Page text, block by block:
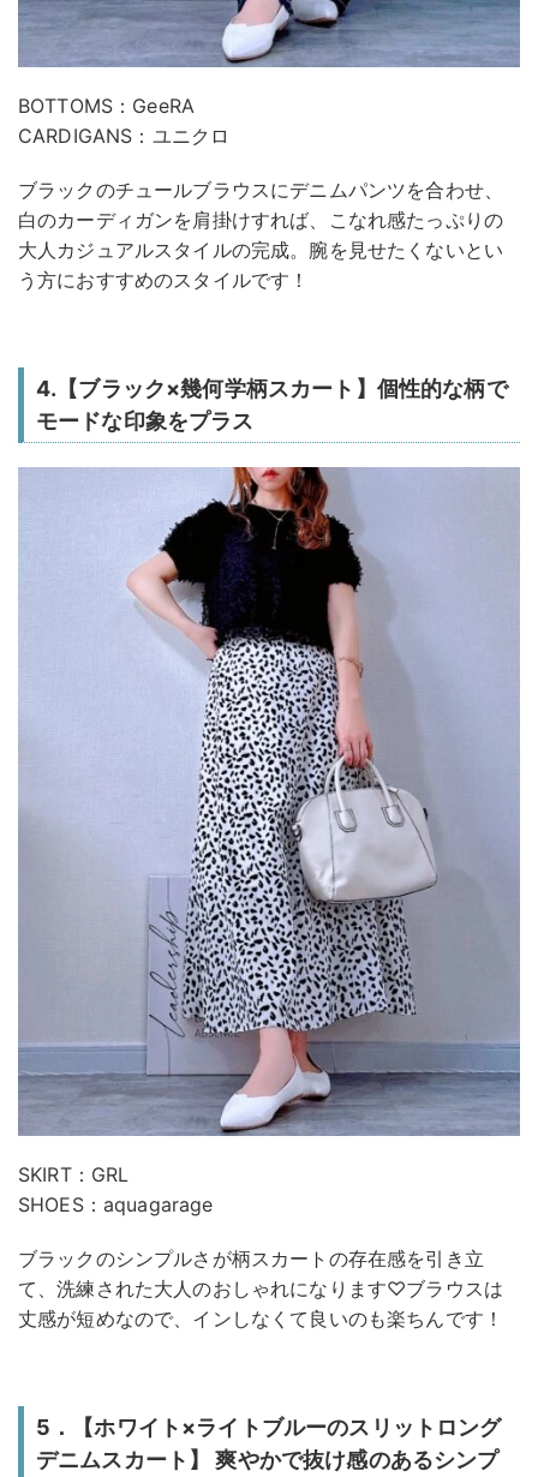
BOTTOMS：GeeRA
CARDIGANS：ユニクロ
ブラックのチュールブラウスにデニムパンツを合わせ、
白のカーディガンを肩掛けすれば、こなれ感たっぷりの
大人カジュアルスタイルの完成。腕を見せたくないとい
う方におすすめのスタイルです！
4.【ブラック×幾何学柄スカート】個性的な柄で
モードな印象をプラス
SKIRT：GRL
SHOES：aquagarage
ブラックのシンプルさが柄スカートの存在感を引き立
て、洗練された大人のおしゃれになります♡ブラウスは
丈感が短めなので、インしなくて良いのも楽ちんです！
5．【ホワイト×ライトブルーのスリットロング
デニムスカート】 爽やかで抜け感のあるシンプ